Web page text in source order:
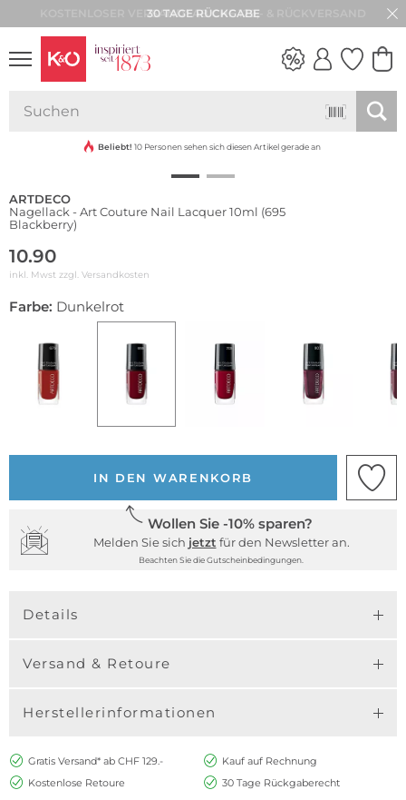
30 TAGE RÜCKGABE
VIBES
Beliebt! 10 Personen sehen sich diesen Artikel gerade an
ARTDECO
Nagellack - Art Couture Nail Lacquer 10ml (695
Blackberry)
10.90
inkl. Mwst zzgl. Versandkosten
Farbe: Dunkelrot
IN DEN WARENKORB
Wollen Sie -10% sparen?
Melden Sie sich jetzt für den Newsletter an.
Beachten Sie die Gutscheinbedingungen.
Details
Versand & Retoure
Herstellerinformationen
Gratis Versand* ab CHF 129.-
Kauf auf Rechnung
Kostenlose Retoure
30 Tage Rückgaberecht